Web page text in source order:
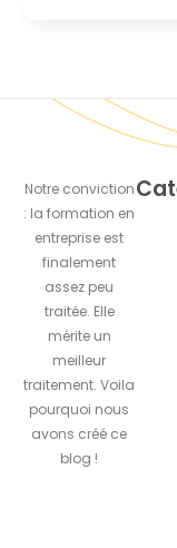
Notre conviction
: la formation en
entreprise est
finalement
assez peu
traitée. Elle
mérite un
meilleur
traitement. Voila
pourquoi nous
avons créé ce
blog !